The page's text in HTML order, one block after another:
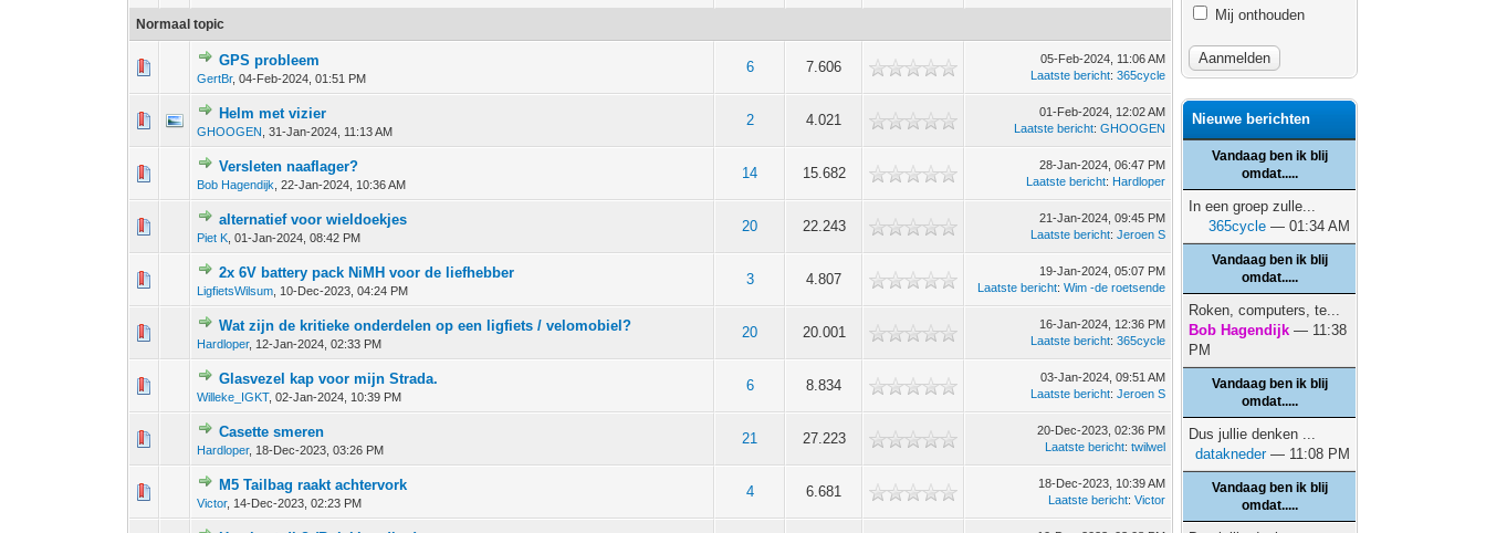
Normaal topic
GPS probleem
GertBr,04-Feb-2024, 01:51 PM
6 7.606
0 stem - 0 van 5 gemiddeld
05-Feb-2024, 11:06 AM
Laatste bericht:365cycle
Helm met vizier
GHOOGEN ,31-Jan-2024, 11:13 AM
2 4.021
0 stem - 0 van 5 gemiddeld
1
01-Feb-2024, 12:02 AM
Laatste bericht:GHOOGEN
Versleten naaflager?
Bob Hagendijk ,22-Jan-2024, 10:36 AM
14 15.682
0 stem - 0 van 5 gemiddeld
123 4
28-Jan-2024, 06:47 PM
Laatste bericht: Hardloper
alternatief voor wieldoekjes
Piet K ,01-Jan-2024, 08:42 PM
20 22.243
0 stem - 0 van 5 gemiddeld
12345
21-Jan-2024, 09:45 PM
Laatste bericht:Jeroen S
2x 6V battery pack NiMH voor de liefhebber
LigfietsWilsum 10-Dec-2023, 04:24 PM
3 4.807
0 stem - 0 van 5 gemiddeld
123 45
19-Jan-2024, 05:07 PM
Laatste bericht:Wim -de roetsende
Wat zijn de kritieke onderdelen op een ligfiets / velomobiel?
Hardloper, 12-Jan-2024, 02:33 PM
20 20.001
0 stem - 0 van 5 gemiddeld
12345
16-Jan-2024, 12:36 PM
Laatste bericht:365cycle
Glasvezel kap voor mijn Strada.
Willeke_IGKT,02-Jan-2024, 10:39 PM
6 8.834
0 stem - 0 van 5 gemiddeld
123 45
03-Jan-2024, 09:51 AM
Laatste bericht:Jeroen S
Casette smeren
Hardloper, 18-Dec-2023, 03:26 PM
21 27.223
0 stem - 0 van 5 gemiddeld
1
20-Dec-2023, 02:36 PM
Laatste bericht:twilwel
M5 Tailbag raakt achtervork
Victor, 14-Dec-2023, 02:23 PM
4 6.681
0 stem - 0 van 5 gemiddeld
12345
18-Dec-2023, 10:39 AM
Laatste bericht:Victor
Mij onthouden
Nieuwe berichten
Vandaag ben ik blij
omdat.....
In een groep zulle...
365cycle — 01:34 AM
Vandaag ben ik blij
omdat.....
Roken, computers, te...
Bob Hagendijk — 11:38
PM
Vandaag ben ik blij
omdat.....
Dus jullie denken ...
datakneder— 11:08 PM
Vandaag ben ik blij
omdat.....